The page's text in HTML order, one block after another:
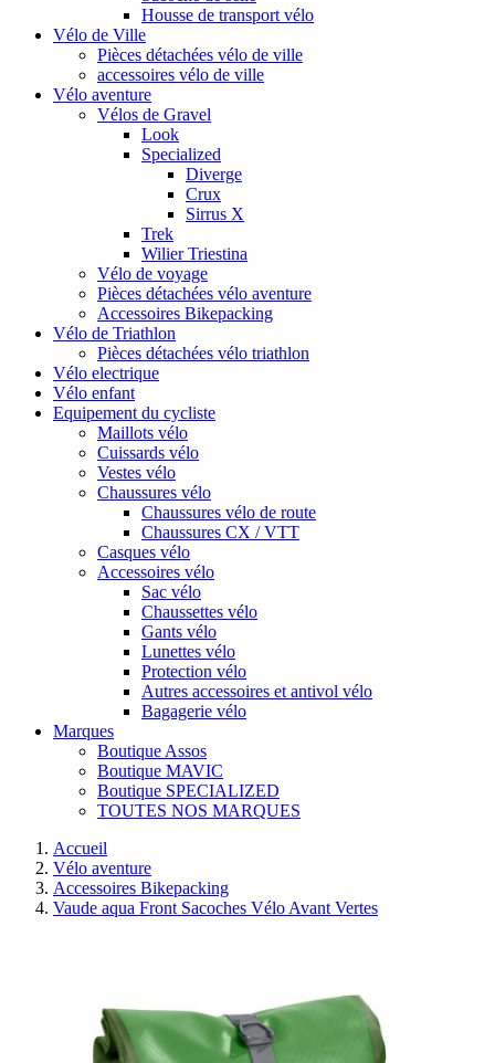
Housse de transport vélo
Vélo de Ville
Pièces détachées vélo de ville
accessoires vélo de ville
Vélo aventure
Vélos de Gravel
Look
Specialized
Diverge
Crux
Sirrus X
Trek
Wilier Triestina
Vélo de voyage
Pièces détachées vélo aventure
Accessoires Bikepacking
Vélo de Triathlon
Pièces détachées vélo triathlon
Vélo electrique
Vélo enfant
Equipement du cycliste
Maillots vélo
Cuissards vélo
Vestes vélo
Chaussures vélo
Chaussures vélo de route
Chaussures CX / VTT
Casques vélo
Accessoires vélo
Sac vélo
Chaussettes vélo
Gants vélo
Lunettes vélo
Protection vélo
Autres accessoires et antivol vélo
Bagagerie vélo
Marques
Boutique Assos
Boutique MAVIC
Boutique SPECIALIZED
TOUTES NOS MARQUES
Accueil
Vélo aventure
Accessoires Bikepacking
Vaude aqua Front Sacoches Vélo Avant Vertes